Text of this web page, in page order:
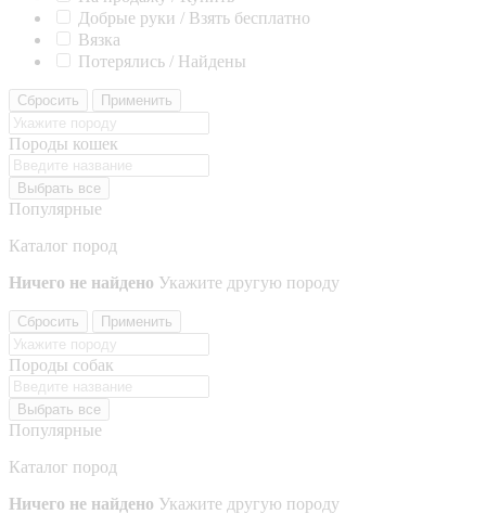
Добрые руки / Взять бесплатно
Вязка
Потерялись / Найдены
Сбросить Применить
Породы кошек
Выбрать все
Популярные
Каталог пород
Ничего не найдено Укажите другую породу
Сбросить Применить
Породы собак
Выбрать все
Популярные
Каталог пород
Ничего не найдено Укажите другую породу